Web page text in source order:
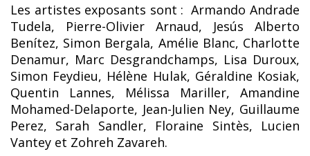
Les artistes exposants sont : Armando Andrade
Tudela, Pierre-Olivier Arnaud, Jesús Alberto
Benítez, Simon Bergala, Amélie Blanc, Charlotte
Denamur, Marc Desgrandchamps, Lisa Duroux,
Simon Feydieu, Hélène Hulak, Géraldine Kosiak,
Quentin Lannes, Mélissa Mariller, Amandine
Mohamed-Delaporte, Jean-Julien Ney, Guillaume
Perez, Sarah Sandler, Floraine Sintès, Lucien
Vantey et Zohreh Zavareh.